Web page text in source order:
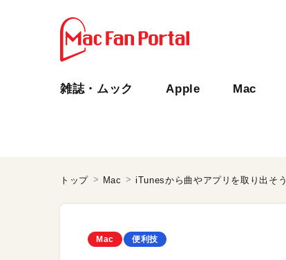
雑誌・ムック Apple Mac
トップ Mac iTunesから曲やアプリを取り出そう
Mac 便利技